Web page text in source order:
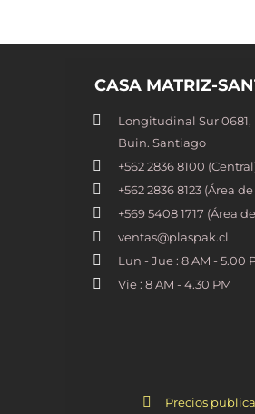
CASA MATRIZ-
Longitudinal Sur 0681,
Buin. Santiago
+562 2836 8100​
+562 2836 8123 (Área
+569 5408 1717 (Área
ventas@plaspak.cl
Lun - Jue : 8 AM - 5.00
Vie : 8 AM - 4.30 PM
Precios